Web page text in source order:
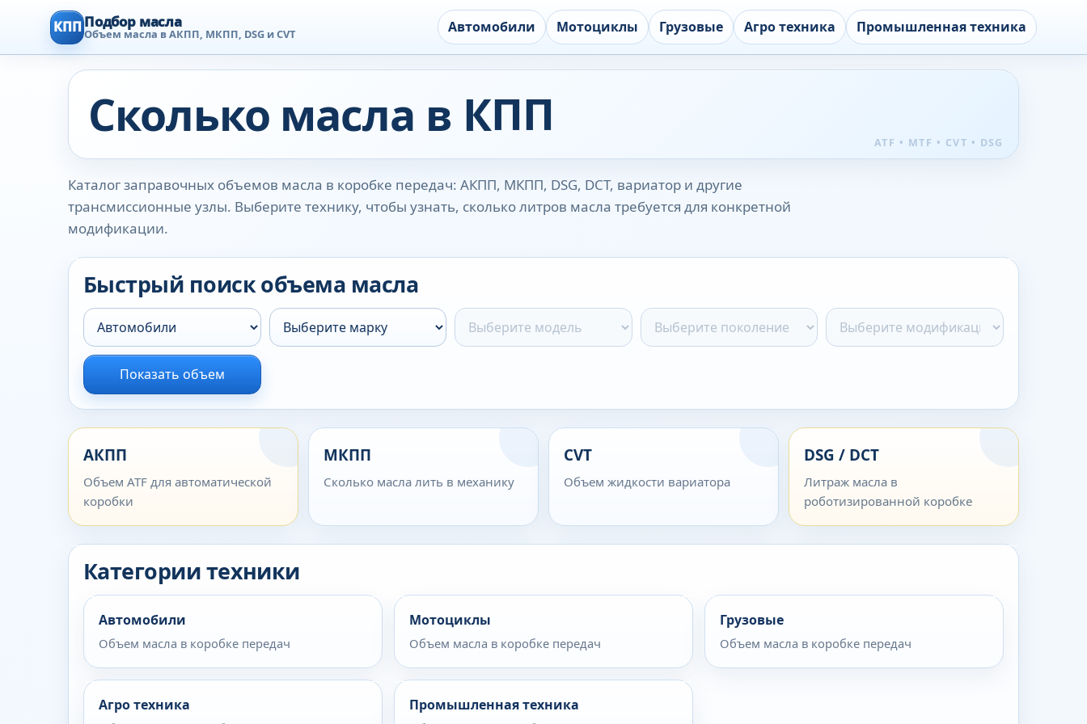
КПП Подбор масла
Объем масла в АКПП, МКПП, DSG и CVT Автомобили Мотоциклы Грузовые Агро техника Промышленная техника
Сколько масла в КПП
Каталог заправочных объемов масла в коробке передач: АКПП, МКПП, DSG, DCT, вариатор и другие
трансмиссионные узлы. Выберите технику, чтобы узнать, сколько литров масла требуется для конкретной
модификации.
Быстрый поиск объема масла
Показать объем
АКПП
Объем ATF для автоматической
коробки
МКПП
Сколько масла лить в механику
CVT
Объем жидкости вариатора
DSG / DCT
Литраж масла в
роботизированной коробке
Категории техники
Автомобили
Объем масла в коробке передач
Мотоциклы
Объем масла в коробке передач
Грузовые
Объем масла в коробке передач
Агро техника Промышленная техника